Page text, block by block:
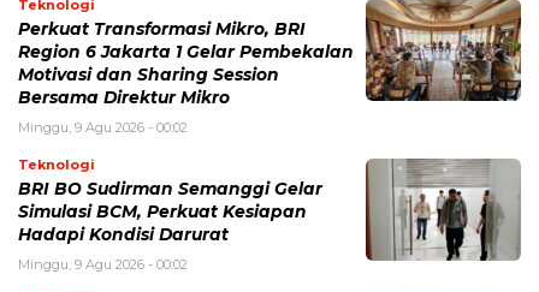
Teknologi
Perkuat Transformasi Mikro, BRI
Region 6 Jakarta 1 Gelar Pembekalan
Motivasi dan Sharing Session
Bersama Direktur Mikro
Minggu, 9 Agu 2026 - 00:02
Teknologi
BRI BO Sudirman Semanggi Gelar
Simulasi BCM, Perkuat Kesiapan
Hadapi Kondisi Darurat
Minggu, 9 Agu 2026 - 00:02